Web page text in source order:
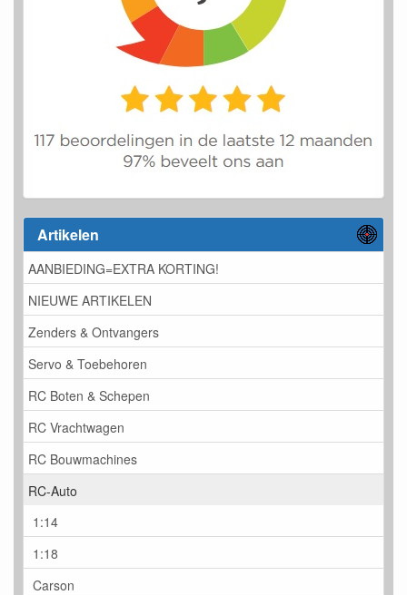
Artikelen
AANBIEDING=EXTRA KORTING!
NIEUWE ARTIKELEN
Zenders & Ontvangers
Servo & Toebehoren
RC Boten & Schepen
RC Vrachtwagen
RC Bouwmachines
RC-Auto
1:14
1:18
Carson